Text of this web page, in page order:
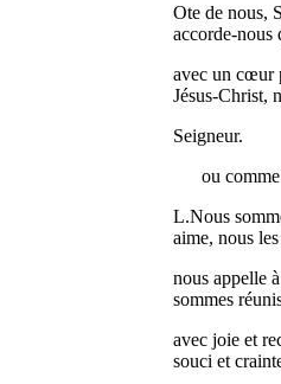
Ote de nous,
accorde-nous
avec un cœur
Jésus-Christ,
Seigneur.
ou comme
L.Nous
aime, nous
nous appelle
sommes
avec joie et
souci et